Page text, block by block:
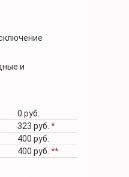
и
0 руб.
323 руб. *
400 руб.
400 руб. **